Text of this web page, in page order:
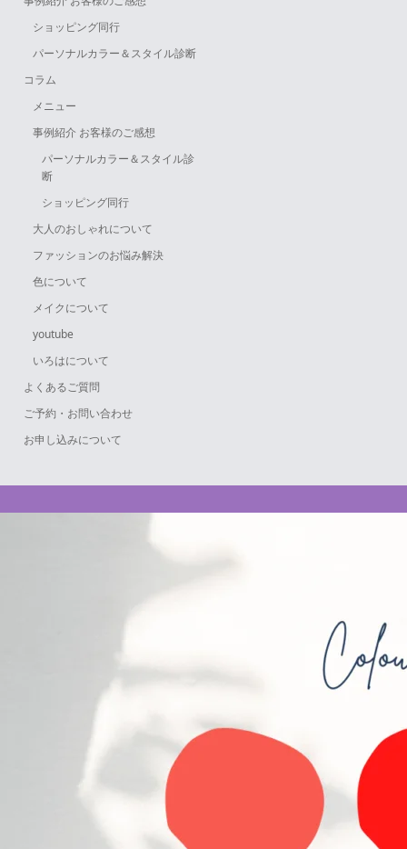
ショッピング同行
パーソナルカラー＆スタイル診断
コラム
メニュー
事例紹介 お客様のご感想
パーソナルカラー＆スタイル診
断
ショッピング同行
大人のおしゃれについて
ファッションのお悩み解決
色について
メイクについて
youtube
いろはについて
よくあるご質問
ご予約・お問い合わせ
お申し込みについて